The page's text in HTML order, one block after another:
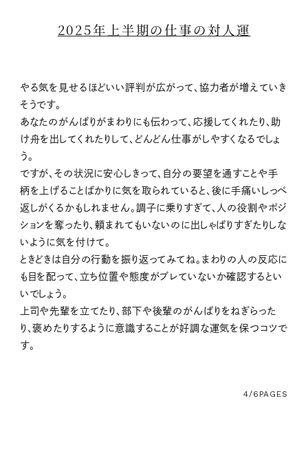
2025年上半期の仕事の対人運
やる気を見せるほどいい評判が広がって、協力者が増えていき
そうです。
あなたのがんばりがまわりにも伝わって、応援してくれたり、助
け舟を出してくれたりして、どんどん仕事がしやすくなるでしょ
う。
ですが、その状況に安心しきって、自分の要望を通すことや手
柄を上げることばかりに気を取られていると、後に手痛いしっぺ
返しがくるかもしれません。調子に乗りすぎて、人の役割やポジ
ションを奪ったり、頼まれてもいないのに出しゃばりすぎたりしな
いように気を付けて。
ときどきは自分の行動を振り返ってみてね。まわりの人の反応に
も目を配って、立ち位置や態度がブレていないか確認するとい
いでしょう。
上司や先輩を立てたり、部下や後輩のがんばりをねぎらった
り、褒めたりするように意識することが好調な運気を保つコツで
す。
4/6 PAGES